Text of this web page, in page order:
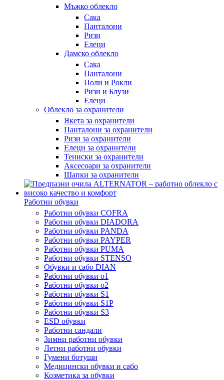
Мъжко облекло
Сака
Панталони
Ризи
Елеци
Дамско облекло
Сака
Панталони
Поли и Рокли
Ризи и Блузи
Елеци
Облекло за охранители
Якета за охранители
Панталони за охранители
Ризи за охранители
Елеци за охранители
Тениски за охранители
Аксесоари за охранители
Шапки за охранители
Работни обувки
Работни обувки COFRA
Работни обувки DIADORA
Работни обувки PANDA
Работни обувки PAYPER
Работни обувки PUMA
Работни обувки STENSO
Обувки и сабо DIAN
Работни обувки o1
Работни обувки o2
Работни обувки S1
Работни обувки S1P
Работни обувки S3
ESD обувки
Работни сандали
Зимни работни обувки
Летни работни обувки
Гумени ботуши
Медицински обувки и сабо
Козметика за обувки